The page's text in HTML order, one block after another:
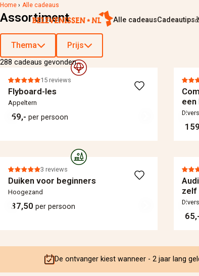
Alle cadeausCadeautips
Home › Alle cadeaus
Assortiment
Thema Prijs
288 cadeaus gevonden
15 reviews
Flyboard-les
Appeltern
59,- per persoon
een
3 reviews
Duiken voor beginners
Hoogezand
37,50 per persoon
zelf
65,-
De ontvanger kiest wanneer - 2 jaar lang